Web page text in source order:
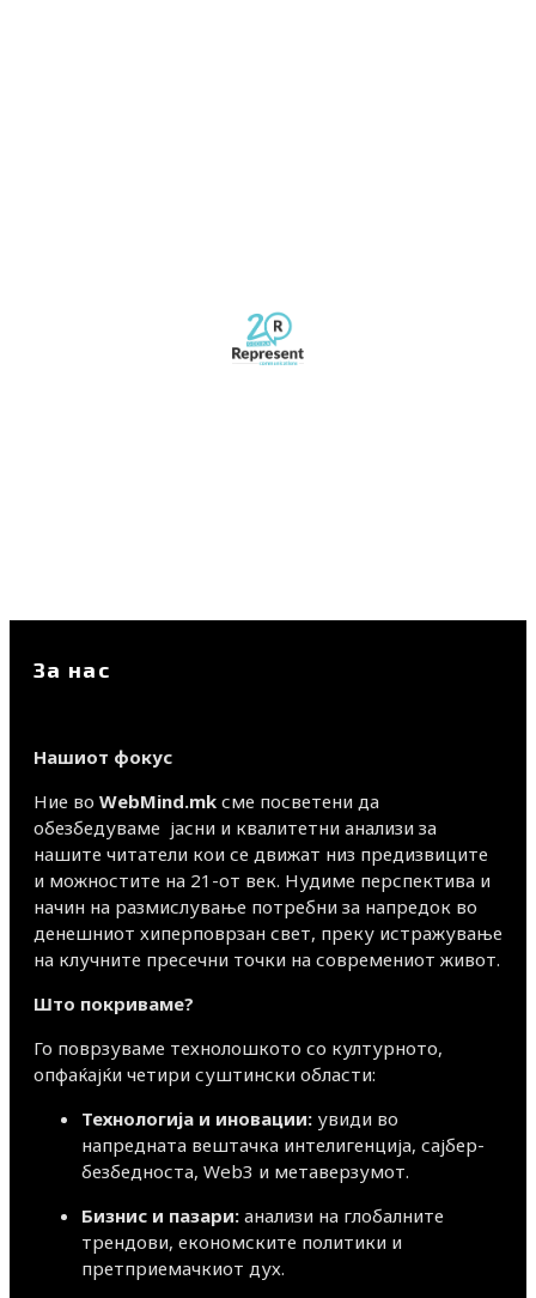
За нас
Нашиот фокус
Ние во WebMind.mk сме посветени да
обезбедуваме јасни и квалитетни анализи за
нашите читатели кои се движат низ предизвиците
и можностите на 21-от век. Нудиме перспектива и
начин на размислување потребни за напредок во
денешниот хиперповрзан свет, преку истражување
на клучните пресечни точки на современиот живот.
Што покриваме?
Го поврзуваме технолошкото со културното,
опфаќајќи четири суштински области:
Технологија и иновации: увиди во
напредната вештачка интелигенција, сајбер-
безбедноста, Web3 и метаверзумот.
Бизнис и пазари: анализи на глобалните
трендови, економските политики и
претприемачкиот дух.